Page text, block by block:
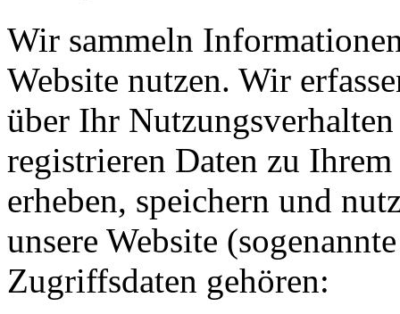
Wir sammeln
Website nutzen. Wir
über Ihr
registrieren Daten zu
erheben, speichern und
unsere Website
Zugriffsdaten gehören: